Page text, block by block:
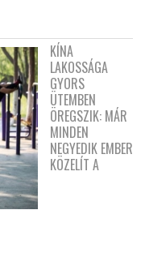
KÍNA
LAKOSSÁGA
GYORS
ÜTEMBEN
ÖREGSZIK: MÁR
MINDEN
NEGYEDIK EMBER
KÖZELÍT A